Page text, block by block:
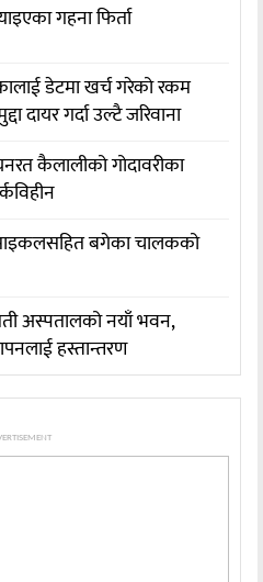
गहना फिर्ता
डेटमा खर्च गरेको रकम
दायर गर्दा उल्टै जरिवाना
कैलालीको गोदावरीका
बगेका चालकको
अस्पतालको नयाँ भवन,
हस्तान्तरण